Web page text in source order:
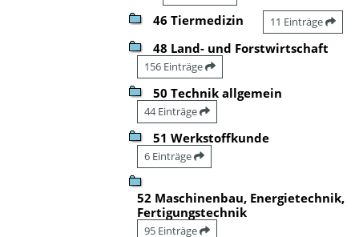
46 Tiermedizin 11 Einträge
48 Land- und Forstwirtschaft
156 Einträge
50 Technik allgemein
44 Einträge
51 Werkstoffkunde
6 Einträge
52 Maschinenbau, Energietechnik,
Fertigungstechnik
95 Einträge